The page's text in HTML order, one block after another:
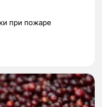
при пожаре